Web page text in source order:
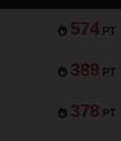
574 PT
389 PT
378 PT